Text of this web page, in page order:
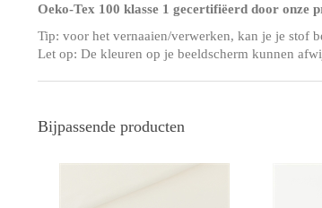
Oeko-Tex 100 klasse 1 gecertifiëerd door onze
Tip: voor het vernaaien/verwerken, kan je je stof
Let op: De kleuren op je beeldscherm kunnen
Bijpassende producten